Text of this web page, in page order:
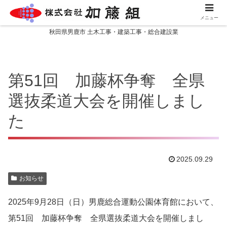
秋田県男鹿市 土木工事・建築工事・総合建設業
第51回 加藤杯争奪 全県
選抜柔道大会を開催しまし
た
2025.09.29
お知らせ
2025年9月28日（日）男鹿総合運動公園体育館において、
第51回 加藤杯争奪 全県選抜柔道大会を開催しまし
メニュー